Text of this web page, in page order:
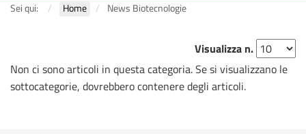
Sei qui: Home News Biotecnologie
Visualizza n.
Non ci sono articoli in questa categoria. Se si visualizzano le
sottocategorie, dovrebbero contenere degli articoli.